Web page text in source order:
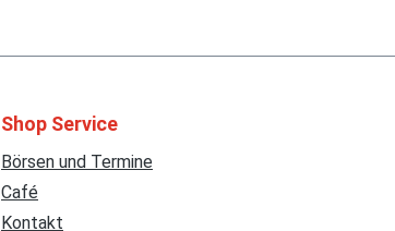
Shop Service
Börsen und Termine
Café
Kontakt